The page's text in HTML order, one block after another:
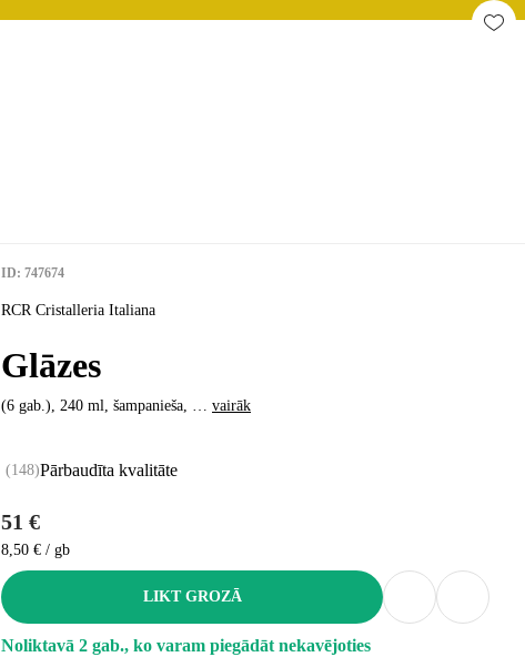
ID: 747674
RCR Cristalleria Italiana
Glāzes
(6 gab.), 240 ml, šampanieša, … vairāk
(148)Pārbaudīta kvalitāte
51 €
8,50 € / gb
LIKT GROZĀ
Noliktavā 2 gab., ko varam piegādāt nekavējoties